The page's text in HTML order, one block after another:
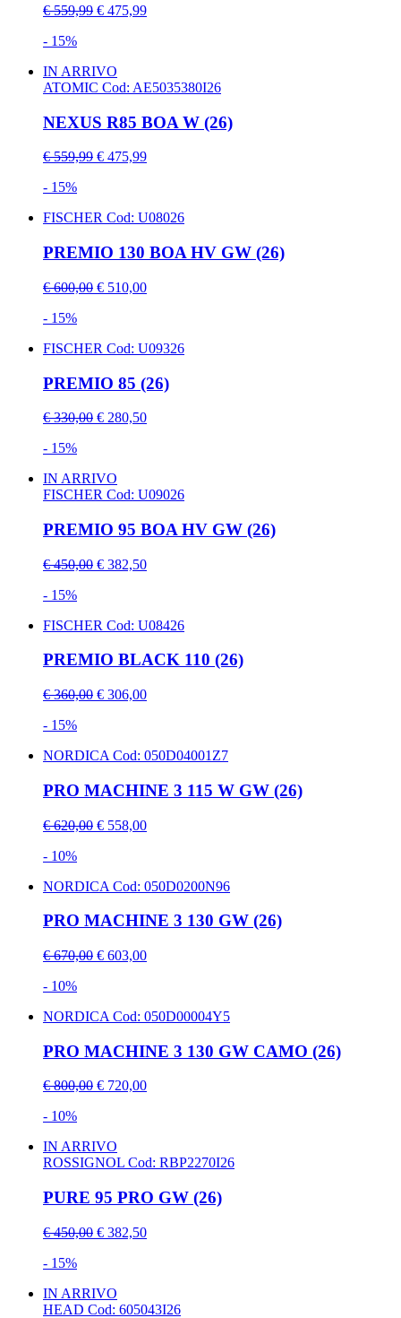
€ 559,99 € 475,99
- 15%
IN ARRIVO
ATOMIC Cod: AE5035380I26
NEXUS R85 BOA W (26)
€ 559,99 € 475,99
- 15%
FISCHER Cod: U08026
PREMIO 130 BOA HV GW (26)
€ 600,00 € 510,00
- 15%
FISCHER Cod: U09326
PREMIO 85 (26)
€ 330,00 € 280,50
- 15%
IN ARRIVO
FISCHER Cod: U09026
PREMIO 95 BOA HV GW (26)
€ 450,00 € 382,50
- 15%
FISCHER Cod: U08426
PREMIO BLACK 110 (26)
€ 360,00 € 306,00
- 15%
NORDICA Cod: 050D04001Z7
PRO MACHINE 3 115 W GW (26)
€ 620,00 € 558,00
- 10%
NORDICA Cod: 050D0200N96
PRO MACHINE 3 130 GW (26)
€ 670,00 € 603,00
- 10%
NORDICA Cod: 050D00004Y5
PRO MACHINE 3 130 GW CAMO (26)
€ 800,00 € 720,00
- 10%
IN ARRIVO
ROSSIGNOL Cod: RBP2270I26
PURE 95 PRO GW (26)
€ 450,00 € 382,50
- 15%
IN ARRIVO
HEAD Cod: 605043I26